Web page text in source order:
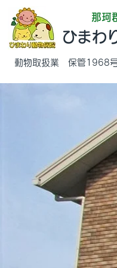
那珂
ひまわ
動物取扱業 保管1968